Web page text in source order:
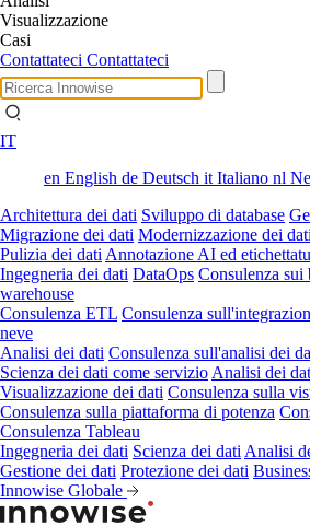
Visualizzazione
Casi
Contattateci Contattateci
IT
en English de Deutsch it Italiano nl
Architettura dei dati Sviluppo di database
Migrazione dei dati Modernizzazione dei dati
Pulizia dei dati Annotazione AI ed
Ingegneria dei dati DataOps Consulenza sui
warehouse
Consulenza ETL Consulenza
neve
Analisi dei dati Consulenza sull'analisi dei
Scienza dei dati come servizio Analisi dei
Visualizzazione dei dati Consulenza sulla
Consulenza sulla piattaforma di potenza
Consulenza Tableau
Ingegneria dei dati Scienza dei dati Analisi
Gestione dei dati Protezione dei dati
Innowise Globale